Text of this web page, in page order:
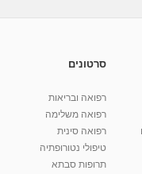
סרטונים
רפואה ובריאות
רפואה משלימה
רפואה סינית
טיפולי נטורופתיה
תרופות סבתא